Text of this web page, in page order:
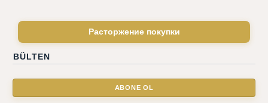
Расторжение покупки
BÜLTEN